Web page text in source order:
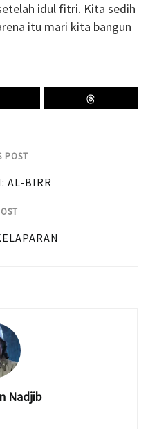
idul fitri. Kita sedih
itu mari kita bangun
POST
AL-BIRR
Nadjib